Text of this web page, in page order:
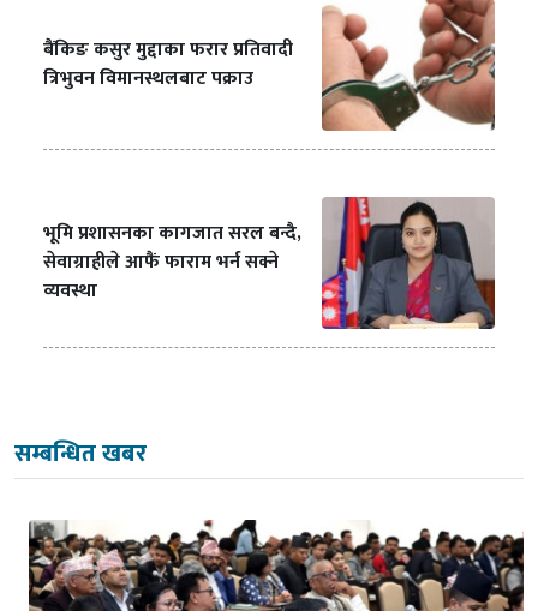
बैंकिङ कसुर मुद्दाका फरार प्रतिवादी
त्रिभुवन विमानस्थलबाट पक्राउ
भूमि प्रशासनका कागजात सरल बन्दै,
सेवाग्राहीले आफैं फाराम भर्न सक्ने
व्यवस्था
सम्बन्धित खबर